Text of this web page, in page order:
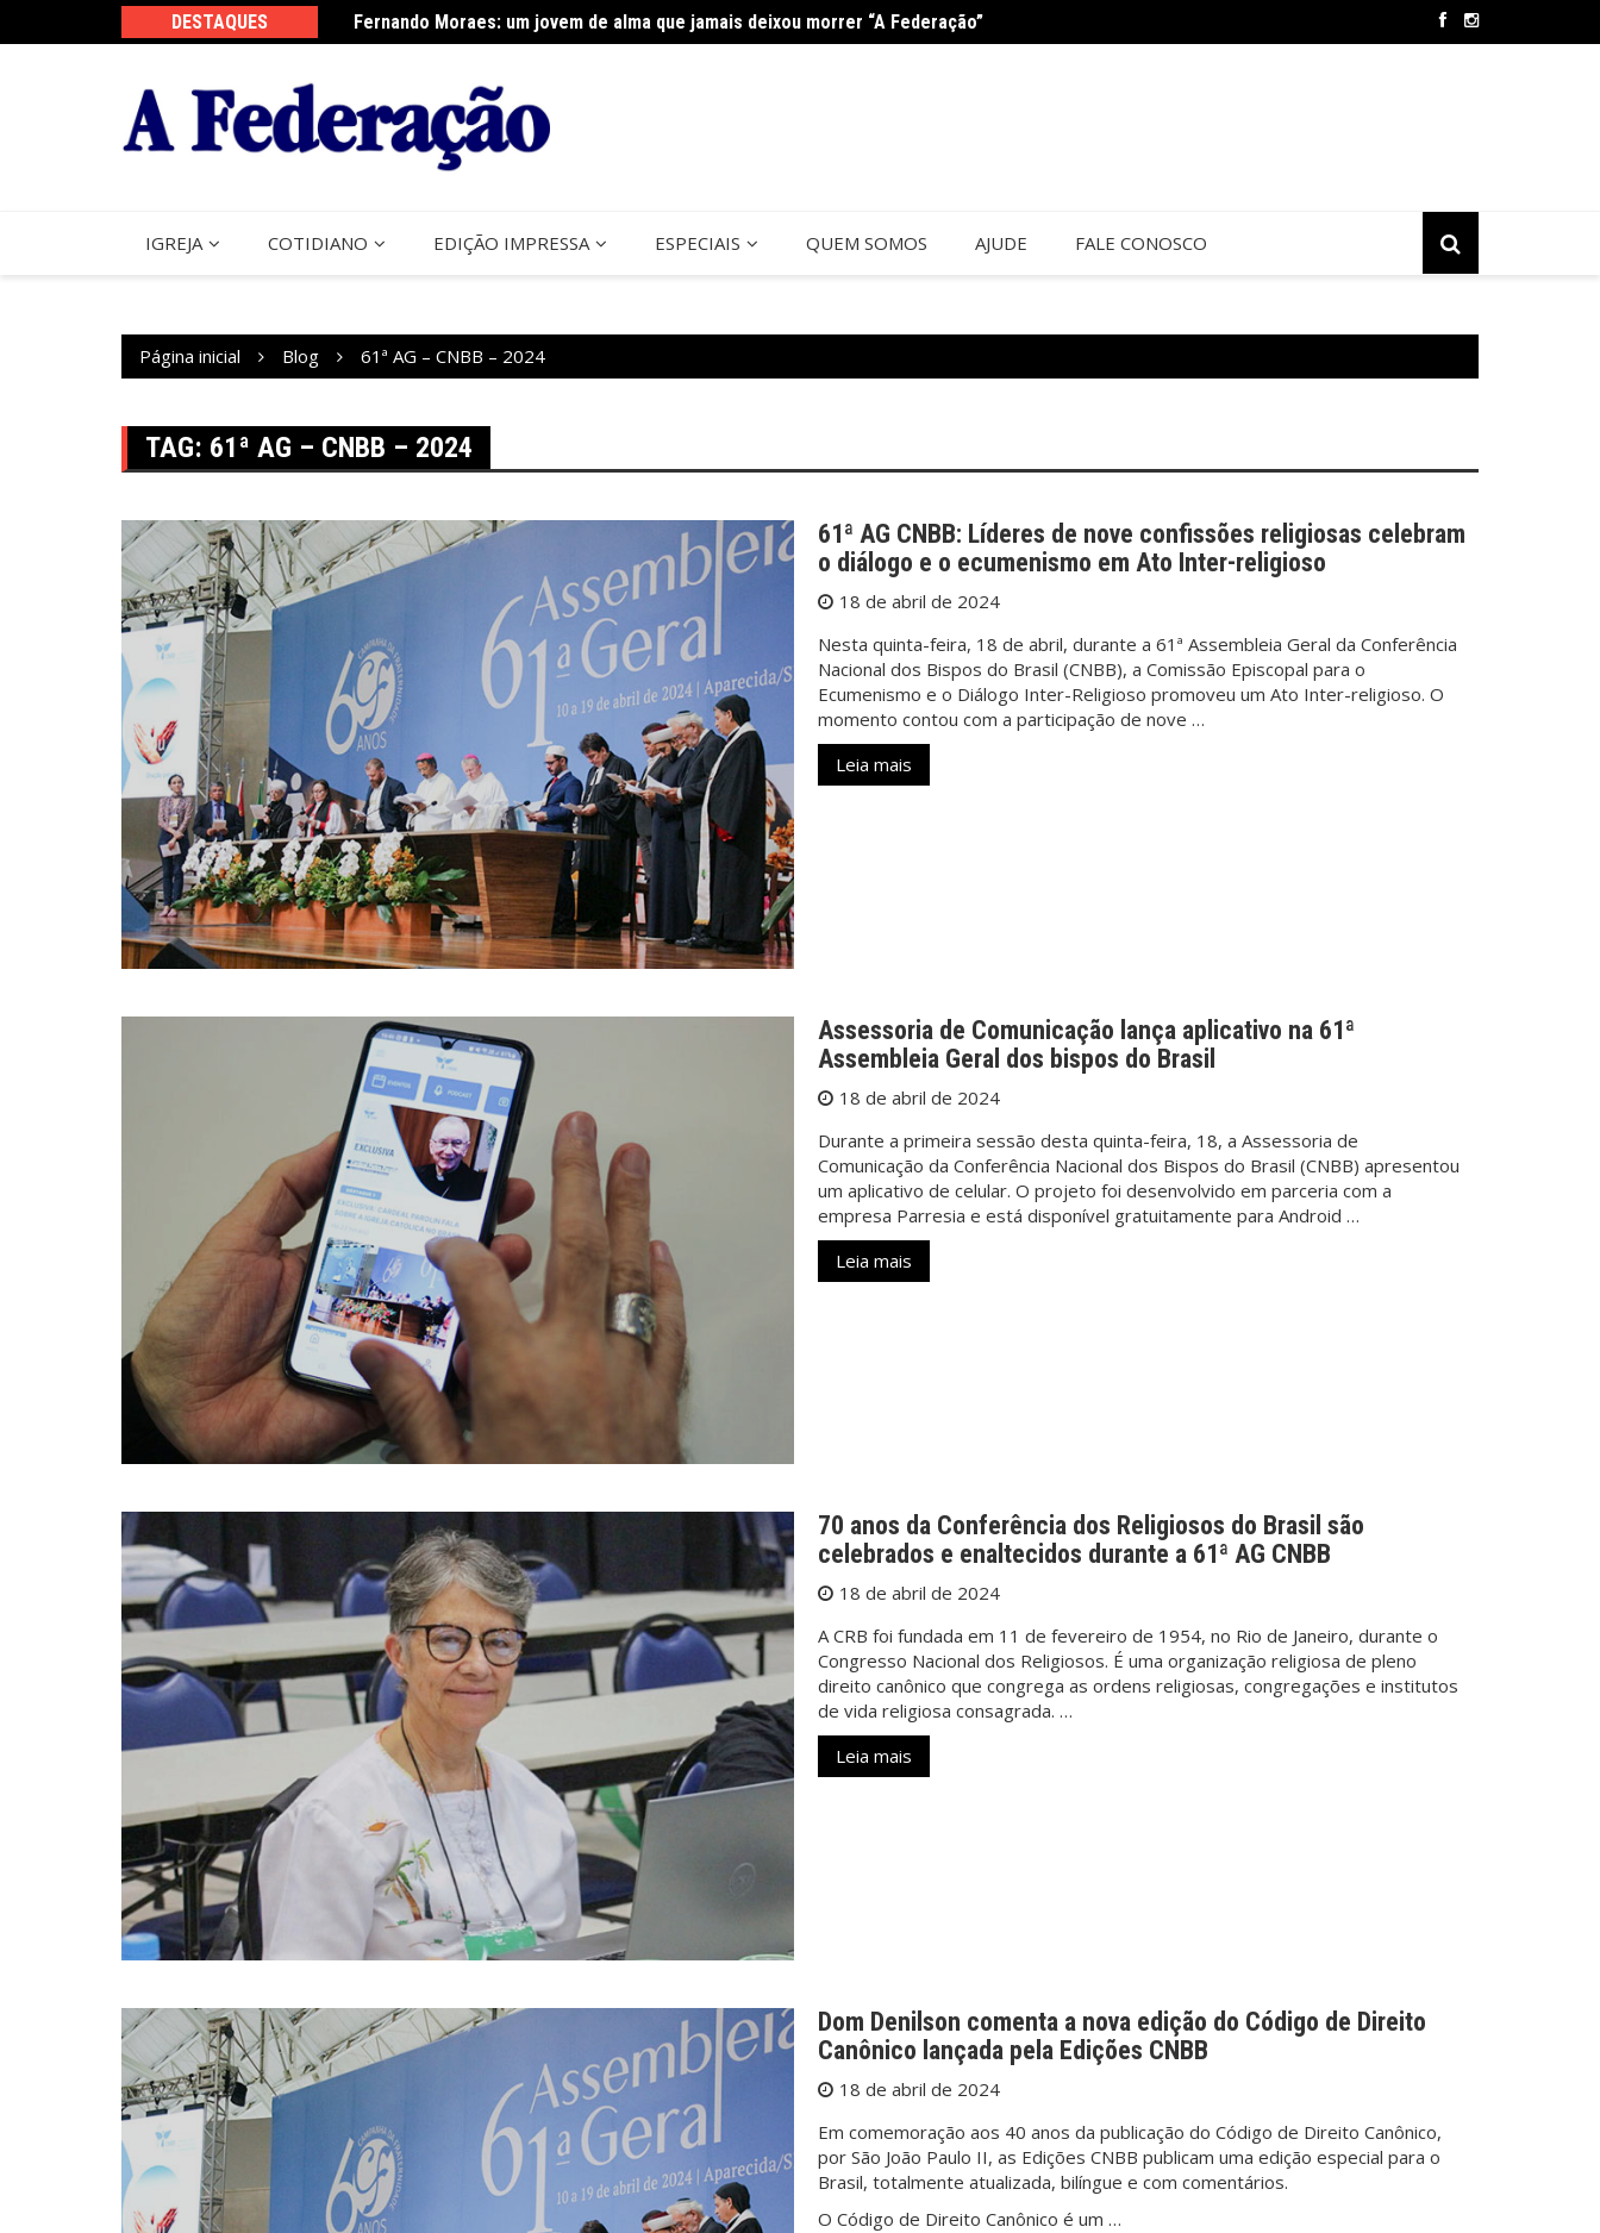
DESTAQUES Fernando Moraes: um jovem de alma que jamais deixou morrer “A Federação”
Curso Oração e Vida na Paróquia São José Cerco de Jericó termina neste sábado na São Judas Tadeu
IGREJA COTIDIANO EDIÇÃO IMPRESSA ESPECIAIS QUEM SOMOS AJUDE FALE CONOSCO
Página inicial Blog 61ª AG – CNBB – 2024
TAG: 61ª AG – CNBB – 2024
61ª AG CNBB: Líderes de nove confissões religiosas celebram
o diálogo e o ecumenismo em Ato Inter-religioso
18 de abril de 2024
Nesta quinta-feira, 18 de abril, durante a 61ª Assembleia Geral da Conferência
Nacional dos Bispos do Brasil (CNBB), a Comissão Episcopal para o
Ecumenismo e o Diálogo Inter-Religioso promoveu um Ato Inter-religioso. O
momento contou com a participação de nove …
Leia mais
Assessoria de Comunicação lança aplicativo na 61ª
Assembleia Geral dos bispos do Brasil
18 de abril de 2024
Durante a primeira sessão desta quinta-feira, 18, a Assessoria de
Comunicação da Conferência Nacional dos Bispos do Brasil (CNBB) apresentou
um aplicativo de celular. O projeto foi desenvolvido em parceria com a
empresa Parresia e está disponível gratuitamente para Android …
Leia mais
70 anos da Conferência dos Religiosos do Brasil são
celebrados e enaltecidos durante a 61ª AG CNBB
18 de abril de 2024
A CRB foi fundada em 11 de fevereiro de 1954, no Rio de Janeiro, durante o
Congresso Nacional dos Religiosos. É uma organização religiosa de pleno
direito canônico que congrega as ordens religiosas, congregações e institutos
de vida religiosa consagrada. …
Leia mais
Dom Denilson comenta a nova edição do Código de Direito
Canônico lançada pela Edições CNBB
18 de abril de 2024
Em comemoração aos 40 anos da publicação do Código de Direito Canônico,
por São João Paulo II, as Edições CNBB publicam uma edição especial para o
Brasil, totalmente atualizada, bilíngue e com comentários.
O Código de Direito Canônico é um …